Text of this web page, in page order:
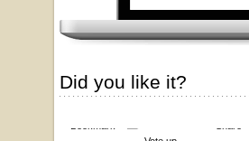
Did you like it?